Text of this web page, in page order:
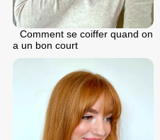
Comment se coiffer quand on
a un bon court